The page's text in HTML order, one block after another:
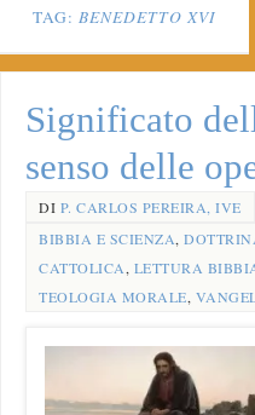
TAG: BENEDETTO XVI
Significato
senso delle
DI P. CARLOS PEREIRA, IVE
BIBBIA E SCIENZA,
CATTOLICA, LETTURA
TEOLOGIA MORALE,